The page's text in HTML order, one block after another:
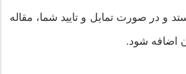
و در صورت تمایل و تایید شما، مقاله
اضافه شود.